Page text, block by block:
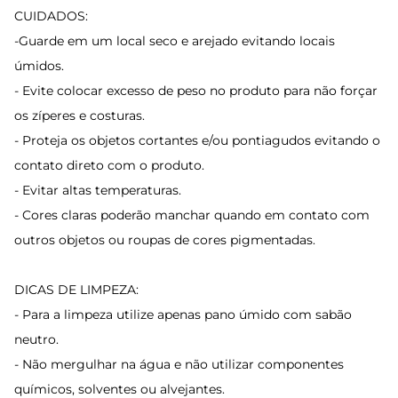
CUIDADOS:
-Guarde em um local seco e arejado evitando locais
úmidos.
- Evite colocar excesso de peso no produto para não forçar
os zíperes e costuras.
- Proteja os objetos cortantes e/ou pontiagudos evitando o
contato direto com o produto.
- Evitar altas temperaturas.
- Cores claras poderão manchar quando em contato com
outros objetos ou roupas de cores pigmentadas.
DICAS DE LIMPEZA:
- Para a limpeza utilize apenas pano úmido com sabão
neutro.
- Não mergulhar na água e não utilizar componentes
químicos, solventes ou alvejantes.